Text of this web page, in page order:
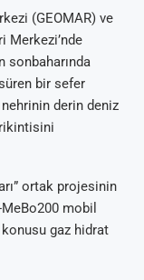
(GEOMAR) ve
Merkezi’nde
sonbaharında
bir sefer
nehrinin derin deniz
ortak projesinin
mobil
gaz hidrat